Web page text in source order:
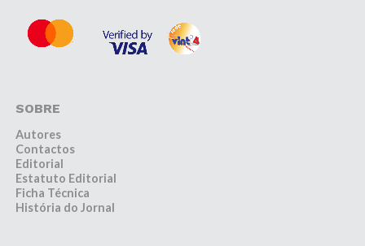
SOBRE
Autores
Contactos
Editorial
Estatuto Editorial
Ficha Técnica
História do Jornal